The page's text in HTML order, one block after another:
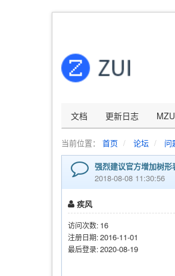
文档 更新日志
当前位置： 首页 论坛 问
强烈建议官方增加树形
2018-08-08 11:30:56
疾风
访问次数: 16
注册日期:2016-11-01
最后登录:2020-08-19